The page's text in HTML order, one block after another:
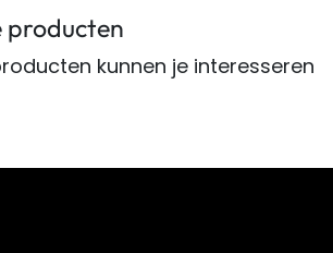
kunnen je interesseren